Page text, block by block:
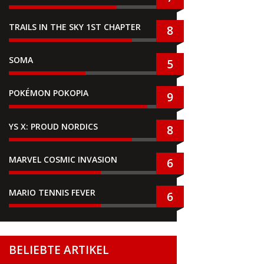
TRAILS IN THE SKY 1ST CHAPTER 8
SOMA 5
POKÉMON POKOPIA 9
YS X: PROUD NORDICS 8
MARVEL COSMIC INVASION 6
MARIO TENNIS FEVER 6
BELIEBTE ARTIKEL